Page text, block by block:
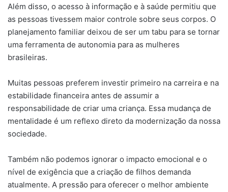
Além disso, o acesso à informação e à saúde permitiu que
as pessoas tivessem maior controle sobre seus corpos. O
planejamento familiar deixou de ser um tabu para se tornar
uma ferramenta de autonomia para as mulheres
brasileiras.
Muitas pessoas preferem investir primeiro na carreira e na
estabilidade financeira antes de assumir a
responsabilidade de criar uma criança. Essa mudança de
mentalidade é um reflexo direto da modernização da nossa
sociedade.
Também não podemos ignorar o impacto emocional e o
nível de exigência que a criação de filhos demanda
atualmente. A pressão para oferecer o melhor ambiente